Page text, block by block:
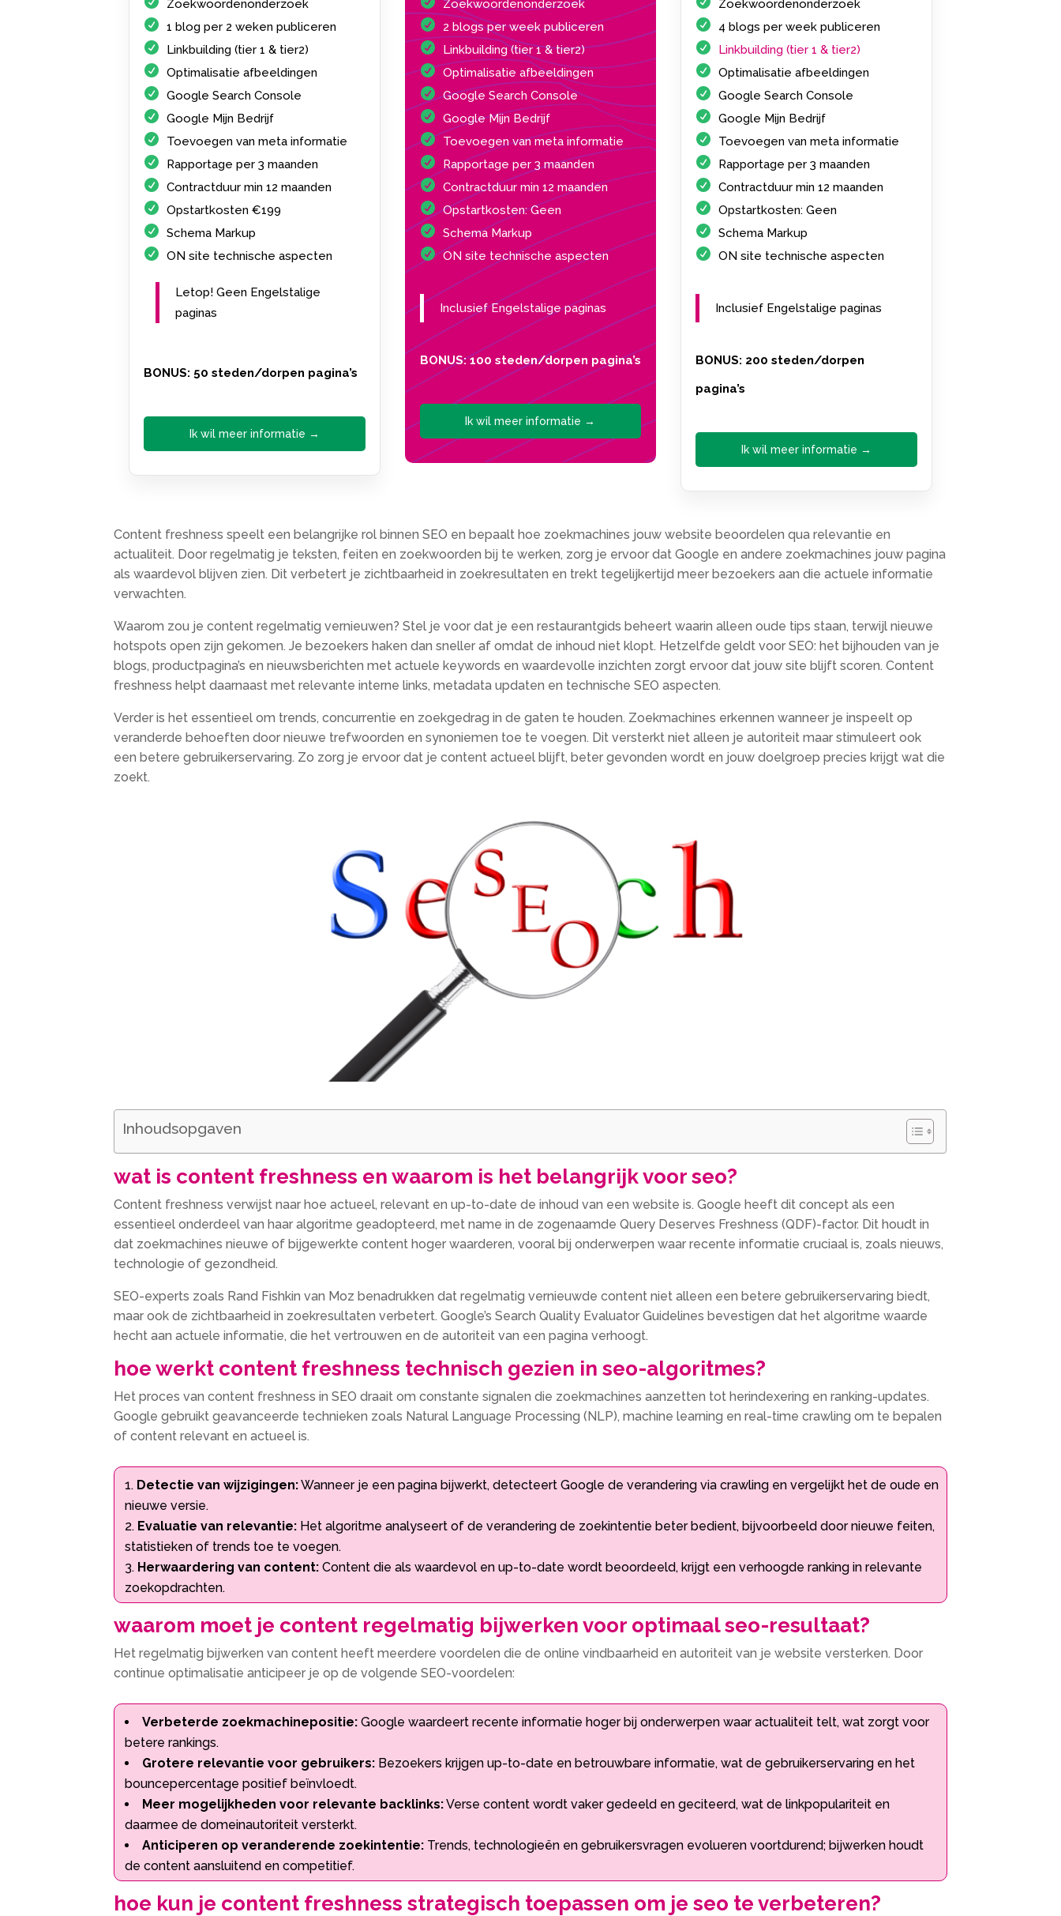
Zoekwoordenonderzoek
1 blog per 2 weken publiceren
Linkbuilding (tier 1 & tier2)
Optimalisatie afbeeldingen
Google Search Console
Google Mijn Bedrijf
Toevoegen van meta informatie
Rapportage per 3 maanden
Contractduur min 12 maanden
Opstartkosten €199
Schema Markup
ON site technische aspecten
Letop! Geen Engelstalige
paginas
BONUS: 50 steden/dorpen pagina’s
Ik wil meer informatie →
Zoekwoordenonderzoek
2 blogs per week publiceren
Linkbuilding (tier 1 & tier2)
Optimalisatie afbeeldingen
Google Search Console
Google Mijn Bedrijf
Toevoegen van meta informatie
Rapportage per 3 maanden
Contractduur min 12 maanden
Opstartkosten: Geen
Schema Markup
ON site technische aspecten
Inclusief Engelstalige paginas
BONUS: 100 steden/dorpen pagina’s
Ik wil meer informatie →
Zoekwoordenonderzoek
4 blogs per week publiceren
Linkbuilding (tier 1 & tier2)
Optimalisatie afbeeldingen
Google Search Console
Google Mijn Bedrijf
Toevoegen van meta informatie
Rapportage per 3 maanden
Contractduur min 12 maanden
Opstartkosten: Geen
Schema Markup
ON site technische aspecten
Inclusief Engelstalige paginas
BONUS: 200 steden/dorpen
pagina’s
Ik wil meer informatie →
Content freshness speelt een belangrijke rol binnen SEO en bepaalt hoe zoekmachines jouw website beoordelen qua relevantie en
actualiteit.​ Door regelmatig je teksten, feiten en zoekwoorden bij te werken, zorg je ervoor dat Google en andere zoekmachines jouw pagina
als waardevol blijven zien.​ Dit verbetert je zichtbaarheid in zoekresultaten en trekt tegelijkertijd meer bezoekers aan die actuele informatie
verwachten.​
Waarom zou je content regelmatig vernieuwen? Stel je voor dat je een restaurantgids beheert waarin alleen oude tips staan, terwijl nieuwe
hotspots open zijn gekomen.​ Je bezoekers haken dan sneller af omdat de inhoud niet klopt.​ Hetzelfde geldt voor SEO: het bijhouden van je
blogs, productpagina’s en nieuwsberichten met actuele keywords en waardevolle inzichten zorgt ervoor dat jouw site blijft scoren.​ Content
freshness helpt daarnaast met relevante interne links, metadata updaten en technische SEO aspecten.​
Verder is het essentieel om trends, concurrentie en zoekgedrag in de gaten te houden.​ Zoekmachines erkennen wanneer je inspeelt op
veranderde behoeften door nieuwe trefwoorden en synoniemen toe te voegen.​ Dit versterkt niet alleen je autoriteit maar stimuleert ook
een betere gebruikerservaring.​ Zo zorg je ervoor dat je content actueel blijft, beter gevonden wordt en jouw doelgroep precies krijgt wat die
zoekt.​
Inhoudsopgaven
wat is content freshness en waarom is het belangrijk voor seo?
Content freshness verwijst naar hoe actueel, relevant en up-to-date de inhoud van een website is.​ Google heeft dit concept als een
essentieel onderdeel van haar algoritme geadopteerd, met name in de zogenaamde Query Deserves Freshness (QDF)-factor.​ Dit houdt in
dat zoekmachines nieuwe of bijgewerkte content hoger waarderen, vooral bij onderwerpen waar recente informatie cruciaal is, zoals nieuws,
technologie of gezondheid.​
SEO-experts zoals Rand Fishkin van Moz benadrukken dat regelmatig vernieuwde content niet alleen een betere gebruikerservaring biedt,
maar ook de zichtbaarheid in zoekresultaten verbetert.​ Google’s Search Quality Evaluator Guidelines bevestigen dat het algoritme waarde
hecht aan actuele informatie, die het vertrouwen en de autoriteit van een pagina verhoogt.​
hoe werkt content freshness technisch gezien in seo-algoritmes?
Het proces van content freshness in SEO draait om constante signalen die zoekmachines aanzetten tot herindexering en ranking-updates.​
Google gebruikt geavanceerde technieken zoals Natural Language Processing (NLP), machine learning en real-time crawling om te bepalen
of content relevant en actueel is.​
Detectie van wijzigingen:Wanneer je een pagina bijwerkt, detecteert Google de verandering via crawling en vergelijkt het de oude en
nieuwe versie.​
Evaluatie van relevantie: Het algoritme analyseert of de verandering de zoekintentie beter bedient, bijvoorbeeld door nieuwe feiten,
statistieken of trends toe te voegen.​
Herwaardering van content: Content die als waardevol en up-to-date wordt beoordeeld, krijgt een verhoogde ranking in relevante
zoekopdrachten.​
waarom moet je content regelmatig bijwerken voor optimaal seo-resultaat?
Het regelmatig bijwerken van content heeft meerdere voordelen die de online vindbaarheid en autoriteit van je website versterken.​ Door
continue optimalisatie anticipeer je op de volgende SEO-voordelen:
Verbeterde zoekmachinepositie: Google waardeert recente informatie hoger bij onderwerpen waar actualiteit telt, wat zorgt voor
betere rankings.​
Grotere relevantie voor gebruikers: Bezoekers krijgen up-to-date en betrouwbare informatie, wat de gebruikerservaring en het
bouncepercentage positief beïnvloedt.​
Meer mogelijkheden voor relevante backlinks:Verse content wordt vaker gedeeld en geciteerd, wat de linkpopulariteit en
daarmee de domeinautoriteit versterkt.​
Anticiperen op veranderende zoekintentie: Trends, technologieën en gebruikersvragen evolueren voortdurend; bijwerken houdt
de content aansluitend en competitief.​
hoe kun je content freshness strategisch toepassen om je seo te verbeteren?